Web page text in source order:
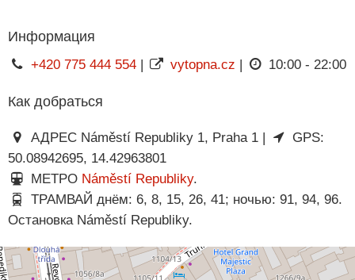
Информация
+420 775 444 554| vytopna.cz | 10:00 - 22:00
Как добраться
АДРЕС Náměstí Republiky 1, Praha 1 |
GPS:
50.08942695, 14.42963801
МЕТРО Náměstí Republiky.
ТРАМВАЙ днём: 6, 8, 15, 26, 41; ночью: 91, 94, 96.
Остановка Náměstí Republiky.